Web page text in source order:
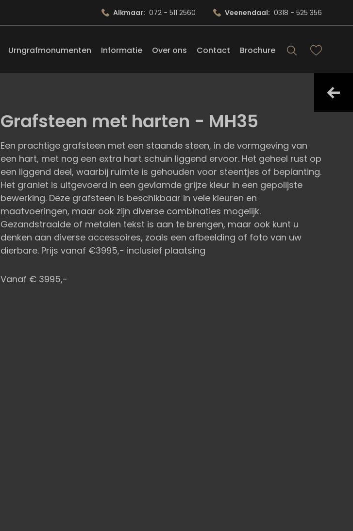
Urngrafmonumenten Informatie Over ons Contact Brochure
Alkmaar: 072 - 511 2560 Veenendaal: 0318 - 525 356
Grafsteen met harten - MH35
Een prachtige grafsteen met een staande steen, in de vormgeving van
een hart, met nog een extra hart schuin liggend ervoor. Het geheel rust op
een liggend deel, waarbij ruimte is gehouden voor steentjes of beplanting.
Het graniet is uitgevoerd in een gevlamde grijze kleur in een gepolijste
bewerking. Deze grafsteen is beschikbaar in vele kleuren en
maatvoeringen, maar ook zijn diverse combinaties mogelijk.
Gezandstraalde of metalen tekst is aan te brengen, maar ook kunt u
denken aan diverse accessoires, zoals een afbeelding of foto van uw
dierbare. Prijs vanaf €3995,- inclusief plaatsing
Vanaf € 3995,-